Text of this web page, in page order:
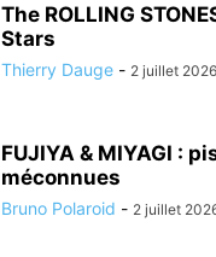
The ROLLING
Stars
Thierry Dauge - 2 juillet 2026
FUJIYA & MIYAGI :
méconnues
Bruno Polaroid - 2 juillet